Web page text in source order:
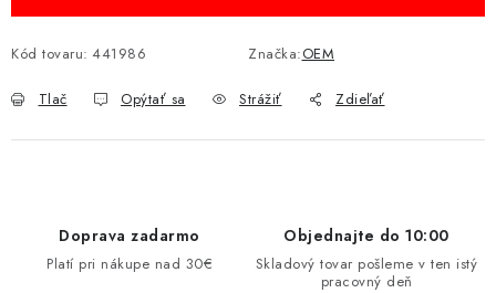
Kód tovaru: 441986 Značka:OEM
Tlač Opýtať sa Strážiť Zdieľať
Doprava zadarmo
Platí pri nákupe nad 30€
Objednajte do 10:00
Skladový tovar pošleme v ten istý
pracovný deň